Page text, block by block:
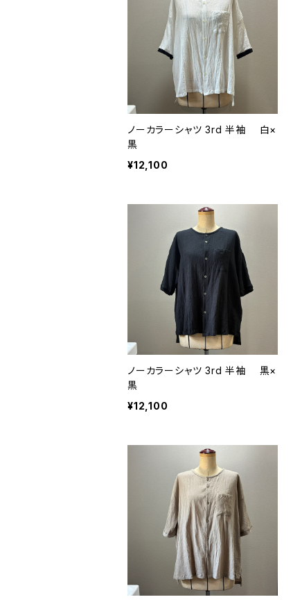
ノーカラーシャツ 3rd 半袖 白×
黒
¥12,100
ノーカラーシャツ 3rd 半袖 黒×
黒
¥12,100